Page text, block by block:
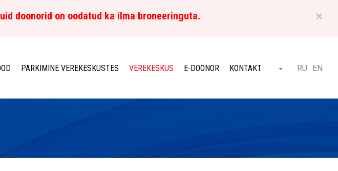
×
doonorid on oodatud ka ilma broneeringuta.
PARKIMINE VEREKESKUSTES VEREKESKUS E-DOONOR KONTAKT Otsi ET
RU EN